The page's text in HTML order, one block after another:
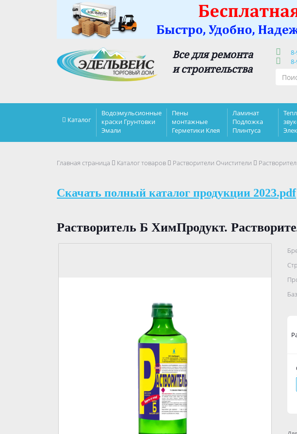
Все для ремонта
и строительства
Каталог
Водоэмульсионные
краски Грунтовки
Эмали
Пены
монтажные
Герметики Клея
Ламинат
Подложка
Плинтуса
Главная страница Каталог товаров Растворители Очистители
Скачать полный каталог продукции 2023.pdf
Растворитель Б ХимПродукт.